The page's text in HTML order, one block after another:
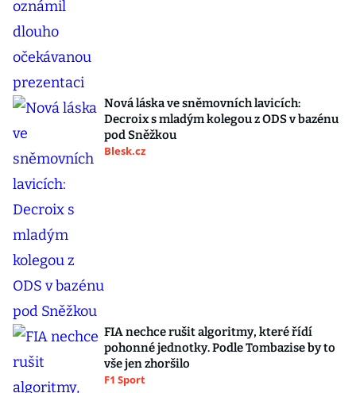
Nová láska ve sněmovních lavicích:
Decroix s mladým kolegou z ODS v bazénu
pod Sněžkou
Blesk.cz
FIA nechce rušit algoritmy, které řídí
pohonné jednotky. Podle Tombazise by to
vše jen zhoršilo
F1 Sport